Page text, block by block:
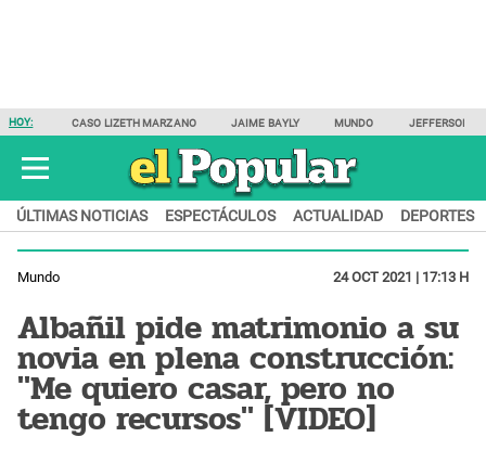
HOY: CASO LIZETH MARZANO JAIME BAYLY MUNDO JEFFERSON
ÚLTIMAS NOTICIAS ESPECTÁCULOS ACTUALIDAD DEPORTES
Mundo 24 OCT 2021 | 17:13 H
Albañil pide matrimonio a su
novia en plena construcción:
"Me quiero casar, pero no
tengo recursos" [VIDEO]